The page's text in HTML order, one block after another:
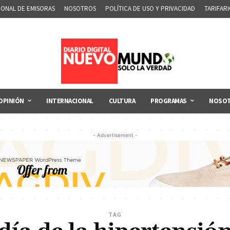
DE EMISORAS NOSOTROS POLÍTICA DE USO Y PRIVACIDAD
INTERNACIONAL CULTURA PROGRAMAS
- Advertisement -
TAG